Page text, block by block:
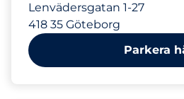
Lenvädersgatan 1-27
418 35 Göteborg
Parkera